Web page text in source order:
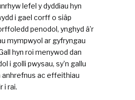
lefel y dyddiau hyn
i gael corff o siâp
penodol, ynghyd â’r
mympwyol ar gyfryngau
hyn roi menywod dan
i golli pwysau, sy’n gallu
anhrefnus ac effeithiau
i rai.